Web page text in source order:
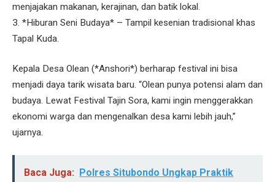
menjajakan makanan, kerajinan, dan batik lokal.
3. *Hiburan Seni Budaya* – Tampil kesenian tradisional khas
Tapal Kuda.
Kepala Desa Olean (*Anshori*) berharap festival ini bisa
menjadi daya tarik wisata baru. “Olean punya potensi alam dan
budaya. Lewat Festival Tajin Sora, kami ingin menggerakkan
ekonomi warga dan mengenalkan desa kami lebih jauh,”
ujarnya.
Baca Juga: Polres Situbondo Ungkap Praktik